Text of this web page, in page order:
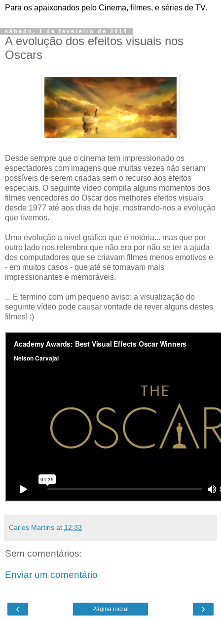
Para os apaixonados pelo Cinema, filmes, e séries de TV.
sábado, 1 de fevereiro de 2014
A evolução dos efeitos visuais nos
Oscars
Desde sempre que o cinema tem impressionado os
espectadores com imagens que muitas vezes não seriam
possíveis de serem criadas sem o recurso aos efeitos
especiais. O seguinte vídeo compila alguns momentos dos
filmes vencedores do Oscar dos melhores efeitos visuais
desde 1977 até aos dias de hoje, mostrando-nos a evolução
que tivemos.
Uma evolução a nível gráfico que é notória... mas que por
outro lado nos relembra que não era por não se ter a ajuda
dos computadores que se criavam filmes menos emotivos e
- em muitos casos - que até se tornavam mais
impressionantes e memoráveis.
... E termino com um pequeno aviso: a visualização do
seguinte vídeo pode causar vontade de rever alguns destes
filmes! :)
Carlos Martins at 12:33
Sem comentários:
Enviar um comentário
‹ ›
Página inicial